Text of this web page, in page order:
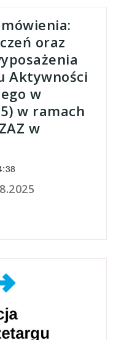
oraz
Aktywności
w
w ramach
w